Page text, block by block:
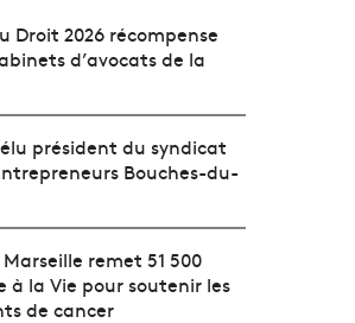
Droit 2026 récompense
d’avocats de la
président du syndicat
Bouches-du-
remet 51 500
à la Vie pour soutenir les
de cancer